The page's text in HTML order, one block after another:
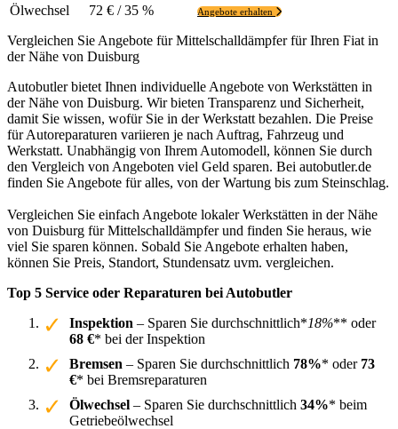
Ölwechsel 72 € / 35 % Angebote erhalten
Vergleichen Sie Angebote für Mittelschalldämpfer für Ihren Fiat in
der Nähe von Duisburg
Autobutler bietet Ihnen individuelle Angebote von Werkstätten in
der Nähe von Duisburg. Wir bieten Transparenz und Sicherheit,
damit Sie wissen, wofür Sie in der Werkstatt bezahlen. Die Preise
für Autoreparaturen variieren je nach Auftrag, Fahrzeug und
Werkstatt. Unabhängig von Ihrem Automodell, können Sie durch
den Vergleich von Angeboten viel Geld sparen. Bei autobutler.de
finden Sie Angebote für alles, von der Wartung bis zum Steinschlag.
Vergleichen Sie einfach Angebote lokaler Werkstätten in der Nähe
von Duisburg für Mittelschalldämpfer und finden Sie heraus, wie
viel Sie sparen können. Sobald Sie Angebote erhalten haben,
können Sie Preis, Standort, Stundensatz uvm. vergleichen.
Top 5 Service oder Reparaturen bei Autobutler
Inspektion – Sparen Sie durchschnittlich*18%** oder
68 €* bei der Inspektion
Bremsen – Sparen Sie durchschnittlich 78%* oder 73
€* bei Bremsreparaturen
Ölwechsel – Sparen Sie durchschnittlich 34%* beim
Getriebeölwechsel